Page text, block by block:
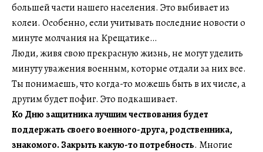
большей части нашего населения. Это выбивает из
колеи. Особенно, если учитывать последние новости о
минуте молчания на Крещатике…
Люди, живя свою прекрасную жизнь, не могут уделить
минуту уважения военным, которые отдали за них все.
Ты понимаешь, что когда-то можешь быть в их числе, а
другим будет пофиг. Это подкашивает.
Ко Дню защитника лучшим чествования будет
поддержать своего военного-друга, родственника,
знакомого. Закрыть какую-то потребность. Многие